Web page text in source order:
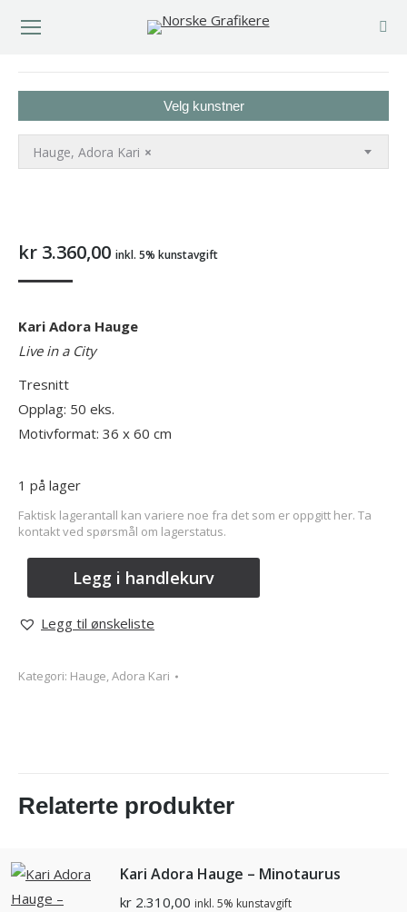
Velg kunstner
×
Hauge, Adora Kari
kr 3.360,00 inkl. 5% kunstavgift
Kari Adora Hauge
Live in a City
Tresnitt
Opplag: 50 eks.
Motivformat: 36 x 60 cm
1 på lager
Faktisk lagerantall kan variere noe fra det som er oppgitt her. Ta
kontakt ved spørsmål om lagerstatus.
Legg i handlekurv
Legg til ønskeliste
Kategori: Hauge, Adora Kari
Relaterte produkter
Kari Adora Hauge – Minotaurus
kr 2.310,00 inkl. 5% kunstavgift